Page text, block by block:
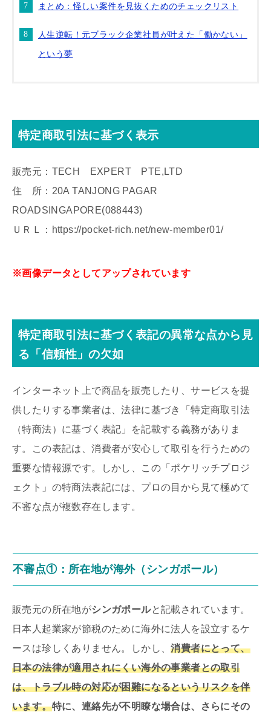
まとめ：怪しい案件を見抜くためのチェックリスト
人生逆転！元ブラック企業社員が叶えた「働かない」
という夢
特定商取引法に基づく表示
販売元：TECH EXPERT PTE,LTD
住 所：20A TANJONG PAGAR
ROADSINGAPORE(088443)
ＵＲＬ：https://pocket-rich.net/new-member01/
※画像データとしてアップされています
特定商取引法に基づく表記の異常な点から見
る「信頼性」の欠如
インターネット上で商品を販売したり、サービスを提
供したりする事業者は、法律に基づき「特定商取引法
（特商法）に基づく表記」を記載する義務がありま
す。この表記は、消費者が安心して取引を行うための
重要な情報源です。しかし、この「ポケリッチプロジ
ェクト」の特商法表記には、プロの目から見て極めて
不審な点が複数存在します。
不審点①：所在地が海外（シンガポール）
販売元の所在地がシンガポールと記載されています。
日本人起業家が節税のために海外に法人を設立するケ
ースは珍しくありません。しかし、消費者にとって、
日本の法律が適用されにくい海外の事業者との取引
は、トラブル時の対応が困難になるというリスクを伴
います。特に、連絡先が不明瞭な場合は、さらにその